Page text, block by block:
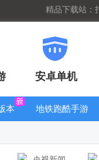
精品下载站：
安卓单机
本
地铁跑酷手游